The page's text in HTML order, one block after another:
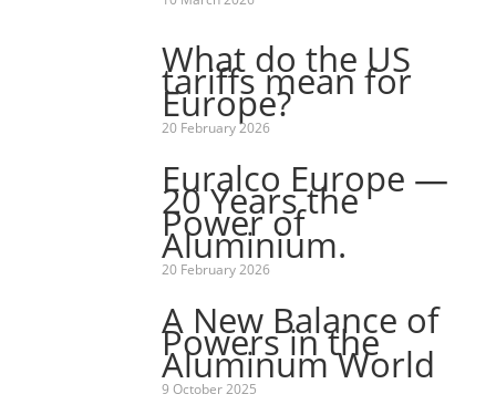
What do the US
tariffs mean for
Europe?
20 February 2026
Euralco Europe —
20 Years the
Power of
Aluminium.
20 February 2026
A New Balance of
Powers in the
Aluminum World
9 October 2025